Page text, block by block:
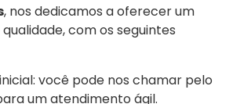
, nos dedicamos a oferecer um
com os seguintes
você pode nos chamar pelo
um atendimento ágil.